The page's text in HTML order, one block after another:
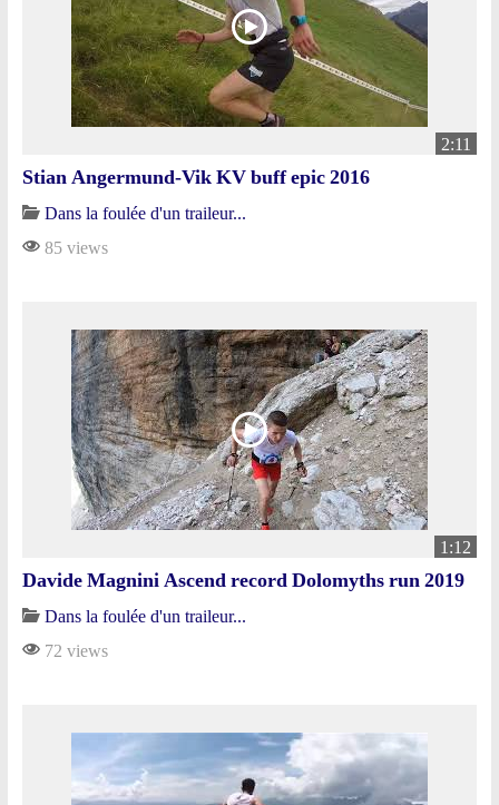
2:11
Stian Angermund-Vik KV buff epic 2016
Dans la foulée d'un traileur...
85 views
1:12
Davide Magnini Ascend record Dolomyths run 2019
Dans la foulée d'un traileur...
72 views